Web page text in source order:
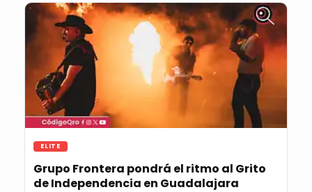
ELITE
Grupo Frontera pondrá el ritmo al Grito
de Independencia en Guadalajara